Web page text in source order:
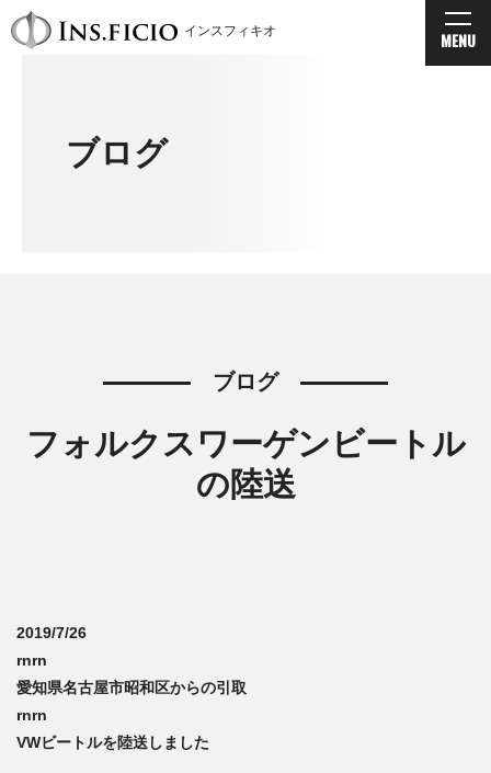
インスフィキオ MENU
ブログ
ブログ
フォルクスワーゲンビートル
の陸送
2019/7/26
rnrn
愛知県名古屋市昭和区からの引取
rnrn
VWビートルを陸送しました